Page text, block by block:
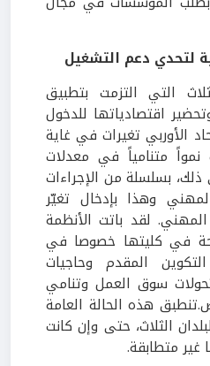
لتحدي دعم التشغيل
التي التزمت بتطبيق
اقتصادياتها للدخول
الأوربي تغيرات في غاية
متنامياً في معدلات
بسلسلة من الإجراءات
وهذا بإدخال تغيّر
لقد باتت الأنظمة
في كليتها خصوصا في
المقدم وحاجيات
سوق العمل وتنامي
هذه الحالة العامة
الثلاث، حتى وإن كانت
غير متطابقة.